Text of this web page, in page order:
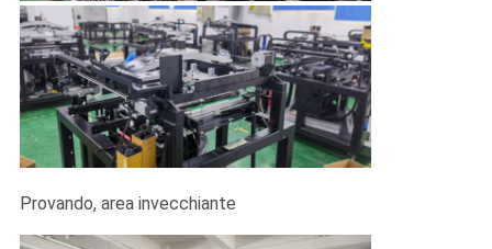
Provando, area invecchiante